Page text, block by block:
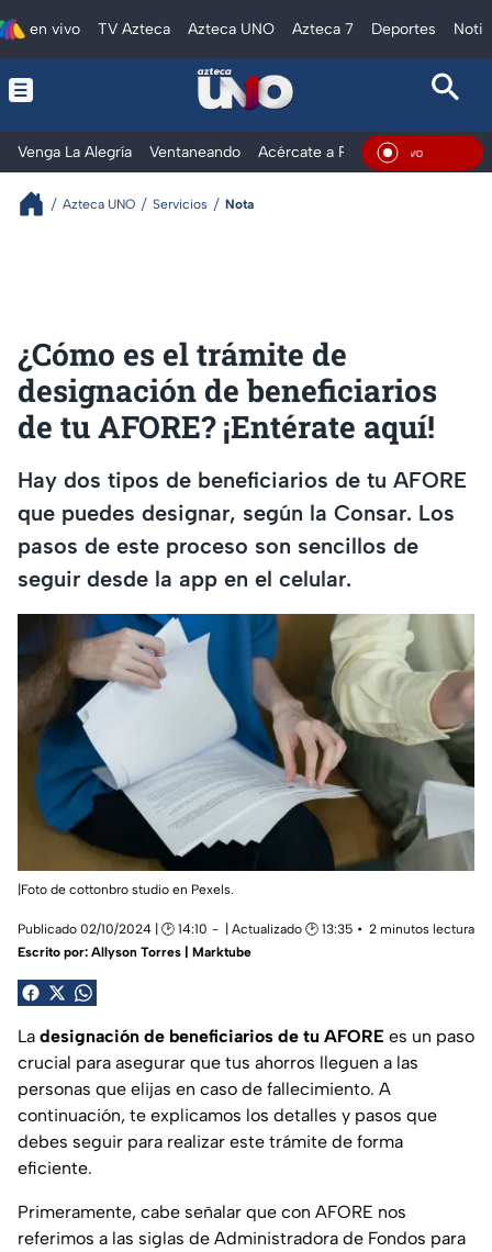
en vivo TV Azteca Azteca UNO Azteca 7 Deportes
Venga La Alegría Ventaneando Acércate a Rocío Al ExtremoEn
Azteca UNO Servicios Nota
¿Cómo es el trámite de
designación de beneficiarios
de tu AFORE? ¡Entérate aquí!
Hay dos tipos de beneficiarios de tu AFORE
que puedes designar, según la Consar. Los
pasos de este proceso son sencillos de
seguir desde la app en el celular.
|Foto de cottonbro studio en Pexels.
Publicado 02/10/2024 | 🕑 14:10 | Actualizado 🕑 13:35
2 minutos lectura
Escrito por: Allyson Torres | Marktube
La designación de beneficiarios de tu AFORE es un paso
crucial para asegurar que tus ahorros lleguen a las
personas que elijas en caso de fallecimiento. A
continuación, te explicamos los detalles y pasos que
debes seguir para realizar este trámite de forma
eficiente.
Primeramente, cabe señalar que con AFORE nos
referimos a las siglas de Administradora de Fondos para